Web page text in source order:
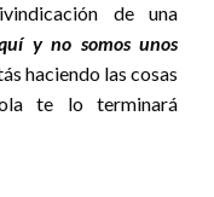
de una
y no somos unos
haciendo las cosas
te lo terminará